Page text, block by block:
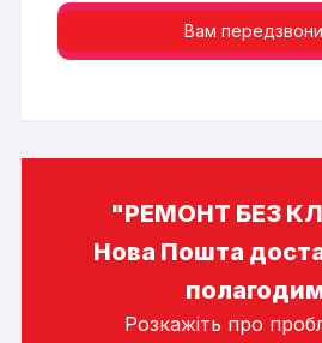
Вам
"РЕМОНТ БЕЗ
Нова Пошта
Розкажіть про